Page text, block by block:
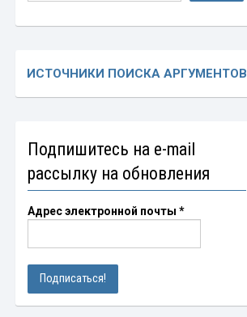
ИСТОЧНИКИ ПОИСКА АРГУМЕНТОВ
Подпишитесь на e-mail
рассылку на обновления
Адрес электронной почты *